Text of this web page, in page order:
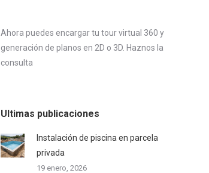
Ahora puedes encargar tu tour virtual 360 y
generación de planos en 2D o 3D. Haznos la
consulta
Ultimas publicaciones
Instalación de piscina en parcela
privada
19 enero, 2026